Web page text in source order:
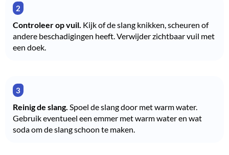
Controleer op vuil. Kijk of de slang knikken, scheuren of
andere beschadigingen heeft. Verwijder zichtbaar vuil met
een doek.
Reinig de slang. Spoel de slang door met warm water.
Gebruik eventueel een emmer met warm water en wat
soda om de slang schoon te maken.